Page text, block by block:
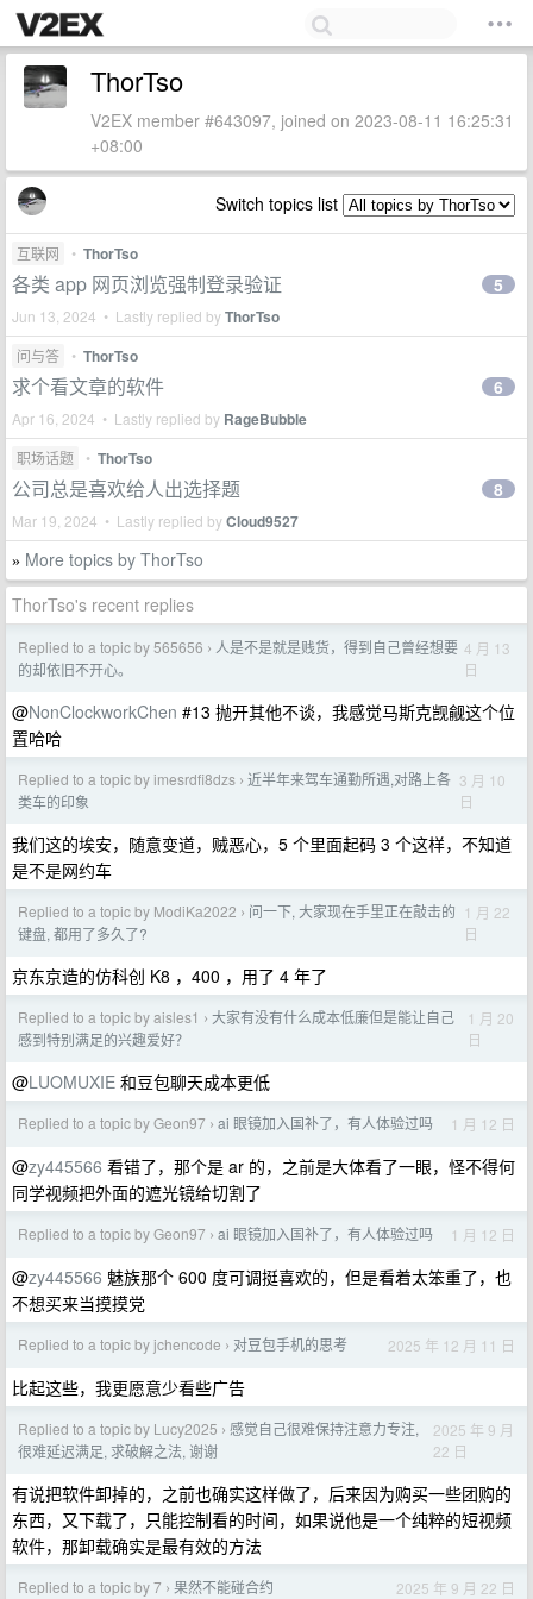
ThorTso
V2EX member #643097, joined on 2023-08-11 16:25:31
+08:00
Switch topics list
互联网 • ThorTso
各类 app 网页浏览强制登录验证
Jun 13, 2024 • Lastly replied byThorTso
5
问与答 • ThorTso
求个看文章的软件
Apr 16, 2024 • Lastly replied by RageBubble
6
职场话题 • ThorTso
公司总是喜欢给人出选择题
Mar 19, 2024 • Lastly replied byCloud9527
8
» More topics by ThorTso
ThorTso's recent replies
Replied to a topic by 565656 › 人是不是就是贱货，得到自己曾经想要
的却依旧不开心。
4 月 13
日
@NonClockworkChen #13 抛开其他不谈，我感觉马斯克觊觎这个位
置哈哈
Replied to a topic by imesrdfi8dzs › 近半年来驾车通勤所遇,对路上各
类车的印象
3 月 10
日
我们这的埃安，随意变道，贼恶心，5 个里面起码 3 个这样，不知道
是不是网约车
Replied to a topic by ModiKa2022 › 问一下, 大家现在手里正在敲击的
键盘, 都用了多久了?
1 月 22
日
京东京造的仿科创 K8 ，400 ，用了 4 年了
Replied to a topic by aisles1 › 大家有没有什么成本低廉但是能让自己
感到特别满足的兴趣爱好？
1 月 20
日
@LUOMUXIE 和豆包聊天成本更低
Replied to a topic by Geon97 › ai 眼镜加入国补了，有人体验过吗 1 月 12 日
@zy445566 看错了，那个是 ar 的，之前是大体看了一眼，怪不得何
同学视频把外面的遮光镜给切割了
Replied to a topic by Geon97 › ai 眼镜加入国补了，有人体验过吗 1 月 12 日
@zy445566 魅族那个 600 度可调挺喜欢的，但是看着太笨重了，也
不想买来当摸摸党
Replied to a topic by jchencode › 对豆包手机的思考 2025 年 12 月 11 日
比起这些，我更愿意少看些广告
Replied to a topic by Lucy2025 › 感觉自己很难保持注意力专注,
很难延迟满足, 求破解之法, 谢谢
2025 年 9 月
22 日
有说把软件卸掉的，之前也确实这样做了，后来因为购买一些团购的
东西，又下载了，只能控制看的时间，如果说他是一个纯粹的短视频
软件，那卸载确实是最有效的方法
Replied to a topic by 7 › 果然不能碰合约 2025 年 9 月 22 日